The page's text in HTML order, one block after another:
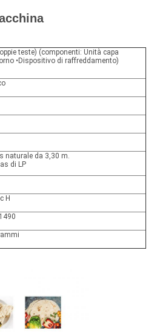
teste) (componenti: Unità capa
•Dispositivo di raffreddamento)
naturale da 3,30 m.
di LP
H